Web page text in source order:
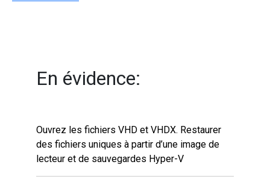
En évidence:
Ouvrez les fichiers VHD et VHDX. Restaurer
des fichiers uniques à partir d’une image de
lecteur et de sauvegardes Hyper-V